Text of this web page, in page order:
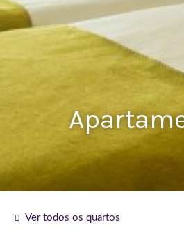
Ver todos os quartos